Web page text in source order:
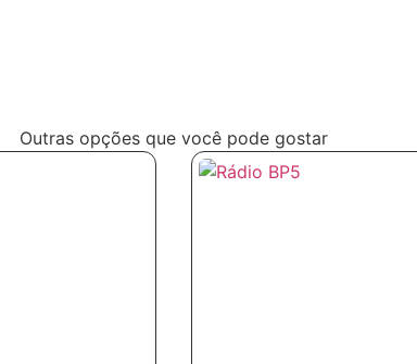
Outras opções que você pode gostar